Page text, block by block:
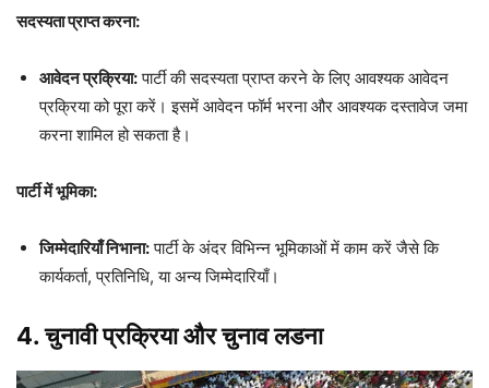
सदस्यता प्राप्त करना:
आवेदन प्रक्रिया:पार्टी की सदस्यता प्राप्त करने के लिए आवश्यक आवेदन
प्रक्रिया को पूरा करें। इसमें आवेदन फॉर्म भरना और आवश्यक दस्तावेज जमा
करना शामिल हो सकता है।
पार्टी में भूमिका:
जिम्मेदारियाँ निभाना:पार्टी के अंदर विभिन्न भूमिकाओं में काम करें जैसे कि
कार्यकर्ता, प्रतिनिधि, या अन्य जिम्मेदारियाँ।
4. चुनावी प्रक्रिया और चुनाव लडना